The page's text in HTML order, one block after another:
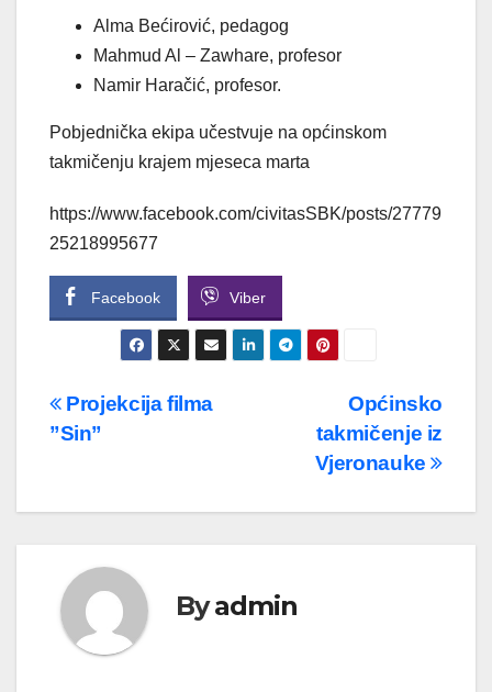
Alma Bećirović, pedagog
Mahmud Al – Zawhare, profesor
Namir Haračić, profesor.
Pobjednička ekipa učestvuje na općinskom
takmičenju krajem mjeseca marta
https://www.facebook.com/civitasSBK/posts/27779
25218995677
Facebook Viber
Navigacija
Općinsko
takmičenje iz
Vjeronauke
Projekcija filma
”Sin”
Byadmin